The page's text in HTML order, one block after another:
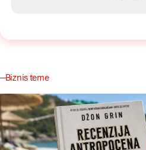
Biznis teme